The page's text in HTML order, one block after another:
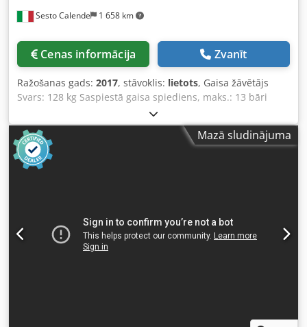
Sesto Calende 1 658 km
Cenas informācija Zvanīt
Ražošanas gads: 2017, stāvoklis: lietots, Gaisa žāvētājs
Svars: 128 kg Saspiestā gaisa spiediens, maks.: 13 bāri
Apkārtējās vides temperatūra, maks.: 46 °C Dedpfxjw Da
Ene Ambskr
Mazā sludinājuma